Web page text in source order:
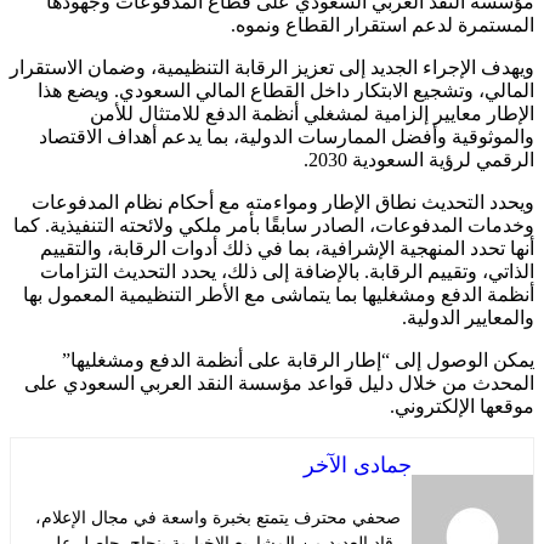
المستمرة لدعم استقرار القطاع ونموه.
ويهدف الإجراء الجديد إلى تعزيز الرقابة التنظيمية، وضمان الاستقرار
المالي، وتشجيع الابتكار داخل القطاع المالي السعودي. ويضع هذا
الإطار معايير إلزامية لمشغلي أنظمة الدفع للامتثال للأمن
والموثوقية وأفضل الممارسات الدولية، بما يدعم أهداف الاقتصاد
الرقمي لرؤية السعودية 2030.
ويحدد التحديث نطاق الإطار ومواءمته مع أحكام نظام المدفوعات
وخدمات المدفوعات، الصادر سابقًا بأمر ملكي ولائحته التنفيذية. كما
أنها تحدد المنهجية الإشرافية، بما في ذلك أدوات الرقابة، والتقييم
الذاتي، وتقييم الرقابة. بالإضافة إلى ذلك، يحدد التحديث التزامات
أنظمة الدفع ومشغليها بما يتماشى مع الأطر التنظيمية المعمول بها
والمعايير الدولية.
يمكن الوصول إلى “إطار الرقابة على أنظمة الدفع ومشغليها”
المحدث من خلال دليل قواعد مؤسسة النقد العربي السعودي على
موقعها الإلكتروني.
جمادى الآخر
صحفي محترف يتمتع بخبرة واسعة في مجال الإعلام،